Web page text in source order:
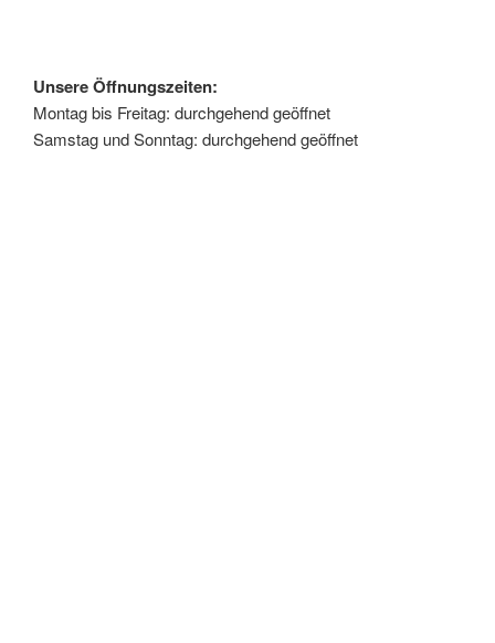
Unsere Öffnungszeiten:
Montag bis Freitag: durchgehend geöffnet
Samstag und Sonntag: durchgehend geöffnet